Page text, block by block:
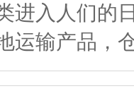
进入人们的
运输产品，